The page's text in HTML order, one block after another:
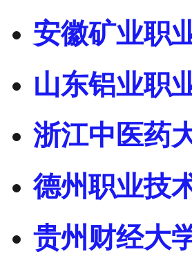
安徽矿业职
山东铝业职
浙江中医药
德州职业技
贵州财经大